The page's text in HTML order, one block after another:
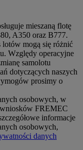
mieszaną flotę
A350 oraz B777.
lotów mogą się różnić
Względy operacyjne
samolotu
dotyczących naszych
prosimy o
osobowych, w
FREMEC
informacje
osobowych,
danych